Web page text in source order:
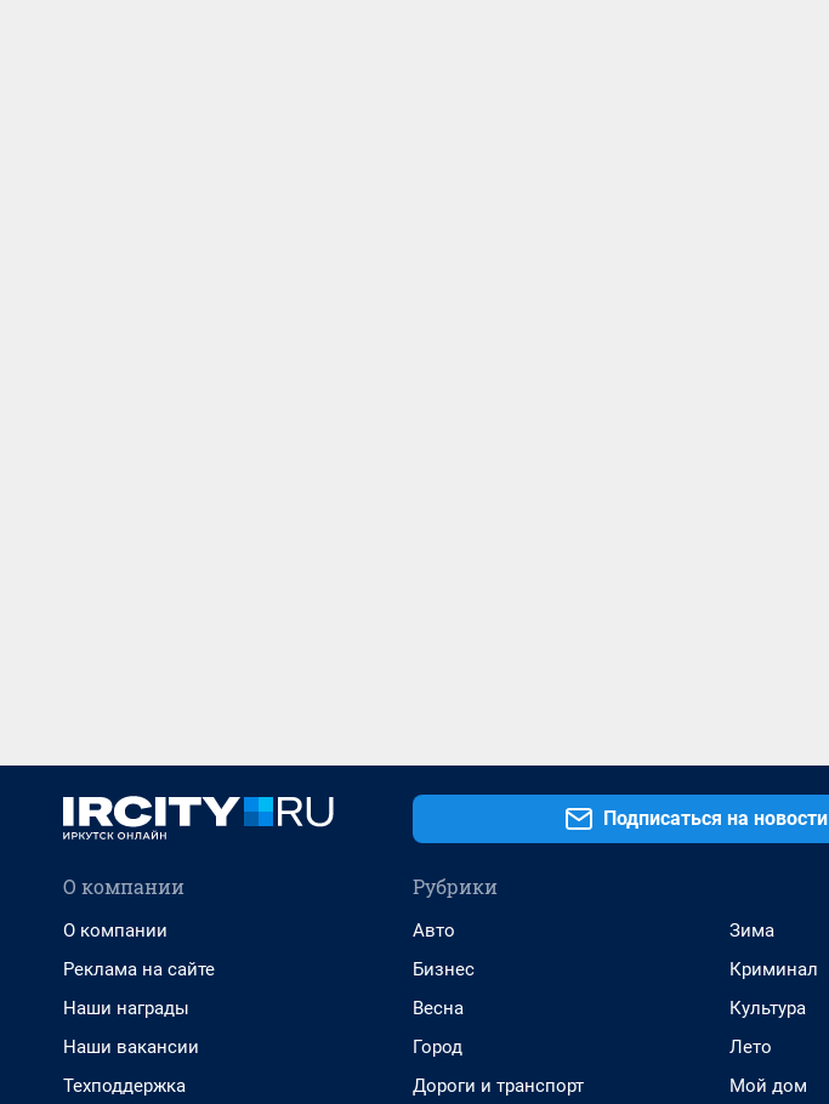
Подписаться на новости
О компании
О компании
Реклама на сайте
Наши награды
Наши вакансии
Техподдержка
Рубрики
Авто
Бизнес
Весна
Город
Дороги и транспорт
Зима
Криминал
Культура
Лето
Мой дом